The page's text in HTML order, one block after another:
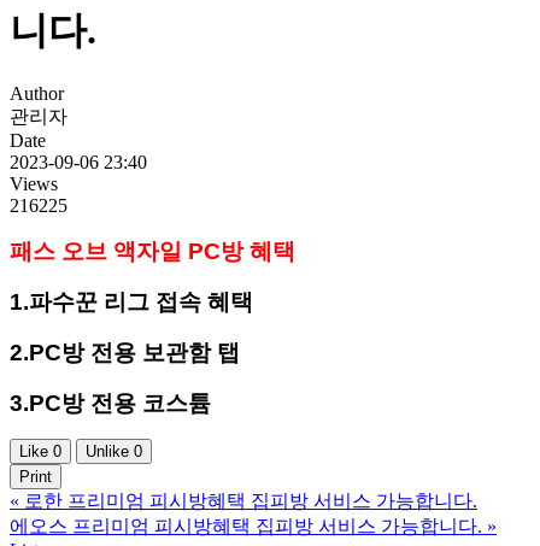
니다.
Author
관리자
Date
2023-09-06 23:40
Views
216225
패스 오브 액자일 PC방 혜택
1.파수꾼 리그 접속 혜택
2.PC방 전용 보관함 탭
3.PC방 전용 코스튬
Like 0 Unlike 0
Print
« 로한 프리미엄 피시방혜택 집피방 서비스 가능합니다.
에오스 프리미엄 피시방혜택 집피방 서비스 가능합니다. »